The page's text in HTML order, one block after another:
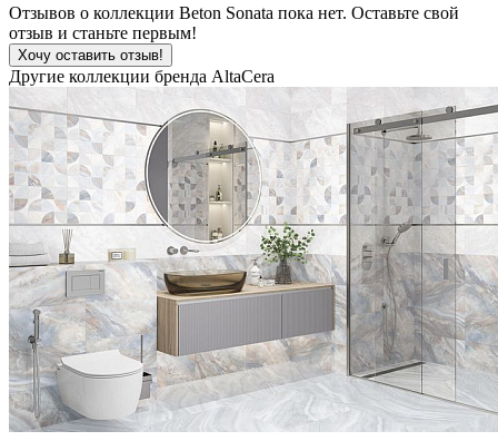
Отзывов о коллекции Beton Sonata пока нет. Оставьте свой
отзыв и станьте первым!
Хочу оставить отзыв!
Другие коллекции бренда AltaCera